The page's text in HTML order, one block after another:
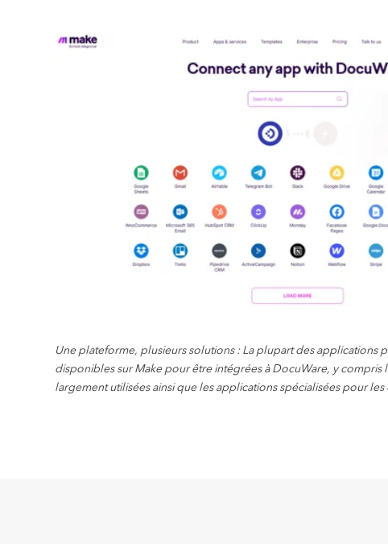
Une plateforme, plusieurs solutions : La plupart des applications
disponibles sur Make pour être intégrées à DocuWare, y compris
largement utilisées ainsi que les applications spécialisées pour